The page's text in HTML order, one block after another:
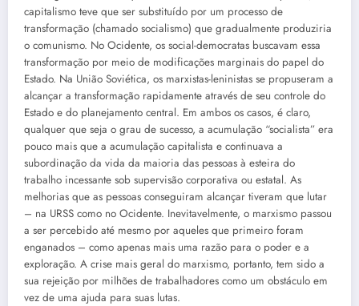
capitalismo teve que ser substituído por um processo de
transformação (chamado socialismo) que gradualmente produziria
o comunismo. No Ocidente, os social-democratas buscavam essa
transformação por meio de modificações marginais do papel do
Estado. Na União Soviética, os marxistas-leninistas se propuseram a
alcançar a transformação rapidamente através de seu controle do
Estado e do planejamento central. Em ambos os casos, é claro,
qualquer que seja o grau de sucesso, a acumulação “socialista” era
pouco mais que a acumulação capitalista e continuava a
subordinação da vida da maioria das pessoas à esteira do
trabalho incessante sob supervisão corporativa ou estatal. As
melhorias que as pessoas conseguiram alcançar tiveram que lutar
– na URSS como no Ocidente. Inevitavelmente, o marxismo passou
a ser percebido até mesmo por aqueles que primeiro foram
enganados – como apenas mais uma razão para o poder e a
exploração. A crise mais geral do marxismo, portanto, tem sido a
sua rejeição por milhões de trabalhadores como um obstáculo em
vez de uma ajuda para suas lutas.